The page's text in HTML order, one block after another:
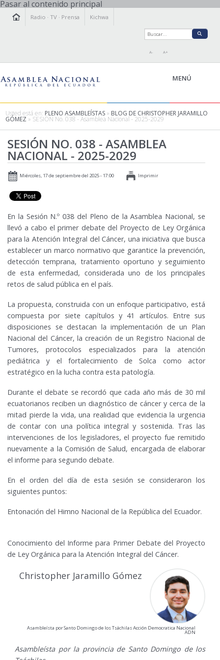
Pasar al contenido principal
Radio ·TV · Prensa Kichwa
A- A+
MENÚ
LEGISLAMOS
FISCALIZAMOS
TRANSPARENCIA
PRENSA
PARTICIPACIÓN
AGENDA
Usted está en: PLENO ASAMBLEÍSTAS » BLOG DE CHRISTOPHER JARAMILLO
GÓMEZ » SESIÓN No. 038 - Asamblea Nacional - 2025-2029
SESIÓN NO. 038 - ASAMBLEA
NACIONAL - 2025-2029
Miércoles, 17 de septiembre del 2025 - 17:00 Imprimir
En la Sesión N.º 038 del Pleno de la Asamblea Nacional, se
llevó a cabo el primer debate del Proyecto de Ley Orgánica
para la Atención Integral del Cáncer, una iniciativa que busca
establecer un marco normativo que garantice la prevención,
detección temprana, tratamiento oportuno y seguimiento
de esta enfermedad, considerada uno de los principales
retos de salud pública en el país.
La propuesta, construida con un enfoque participativo, está
compuesta por siete capítulos y 41 artículos. Entre sus
disposiciones se destacan la implementación de un Plan
Nacional del Cáncer, la creación de un Registro Nacional de
Tumores, protocolos especializados para la atención
pediátrica y el fortalecimiento de Solca como actor
estratégico en la lucha contra esta patología.
Durante el debate se recordó que cada año más de 30 mil
ecuatorianos reciben un diagnóstico de cáncer y cerca de la
mitad pierde la vida, una realidad que evidencia la urgencia
de contar con una política integral y sostenida. Tras las
intervenciones de los legisladores, el proyecto fue remitido
nuevamente a la Comisión de Salud, encargada de elaborar
el informe para segundo debate.
En el orden del día de esta sesión se consideraron los
siguientes puntos:
Entonación del Himno Nacional de la República del Ecuador.
Conocimiento del Informe para Primer Debate del Proyecto
de Ley Orgánica para la Atención Integral del Cáncer.
Christopher Jaramillo Gómez
Asambleísta por Santo Domingo de los Tsáchilas Acción Democratica Nacional
ADN
Asambleísta por la provincia de Santo Domingo de los